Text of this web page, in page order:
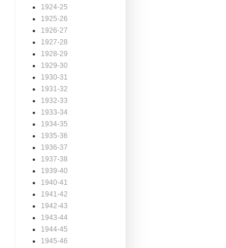
1924-25
1925-26
1926-27
1927-28
1928-29
1929-30
1930-31
1931-32
1932-33
1933-34
1934-35
1935-36
1936-37
1937-38
1939-40
1940-41
1941-42
1942-43
1943-44
1944-45
1945-46